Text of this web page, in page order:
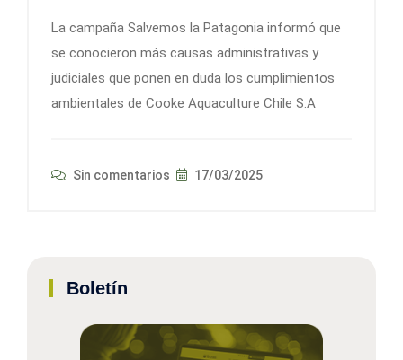
La campaña Salvemos la Patagonia informó que
se conocieron más causas administrativas y
judiciales que ponen en duda los cumplimientos
ambientales de Cooke Aquaculture Chile S.A
Sin comentarios 17/03/2025
Boletín